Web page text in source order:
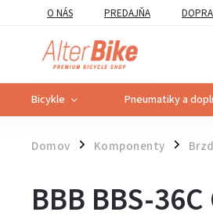
O NÁS PREDAJŇA
Bicykle Pneumatiky a
Domov / Komponenty /
BBB BBS-